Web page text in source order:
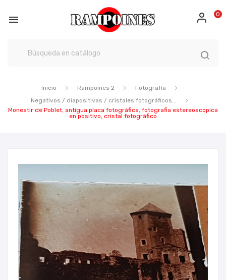
 0
Inicio Rampoines 2
Fotografía
Negativos / diapositivas / cristales fotográficos...
Monestir de Poblet, antigua placa fotográfica, fotografia estereoscopica
en positivo, cristal fotográfico